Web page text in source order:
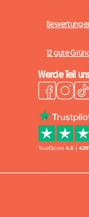
12 gute
Werde Teil